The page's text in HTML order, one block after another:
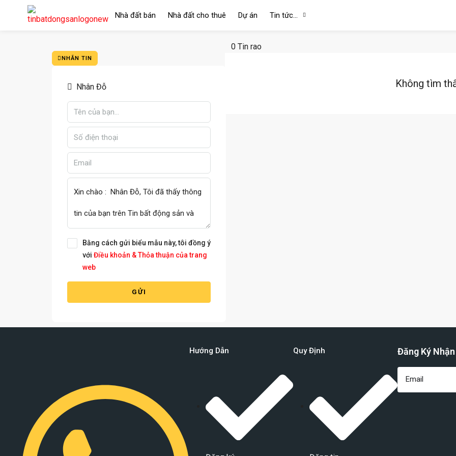
Nhà đất bán Nhà đất cho thuê Dự án Tin tức…
NHẮN TIN
Nhân Đỗ
Bằng cách gửi biểu mẫu này, tôi đồng ý
với Điều khoản & Thỏa thuận của trang
web
GỬI
0 Tin rao
Không tìm
Hướng Dẫn Quy Định Đăng Ký